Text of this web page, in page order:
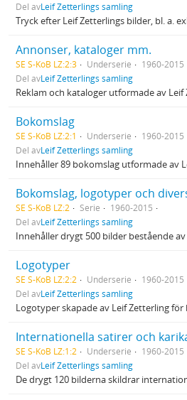
Del avLeif Zetterlings samling
Tryck efter Leif Zetterlings bilder, bl. a.
Annonser, kataloger mm.
SE S-KoB LZ:2:3 Underserie
1960-2015
Del avLeif Zetterlings samling
Reklam och kataloger utformade av Leif
Bokomslag
SE S-KoB LZ:2:1 Underserie
1960-2015
Del avLeif Zetterlings samling
Innehåller 89 bokomslag utformade av
Bokomslag, logotyper och
SE S-KoB LZ:2 Serie
1960-2015
Del avLeif Zetterlings samling
Innehåller drygt 500 bilder bestående
Logotyper
SE S-KoB LZ:2:2 Underserie
1960-2015
Del avLeif Zetterlings samling
Logotyper skapade av Leif Zetterling
Internationella satirer och
SE S-KoB LZ:1:2 Underserie
1960-2015
Del avLeif Zetterlings samling
De drygt 120 bilderna skildrar